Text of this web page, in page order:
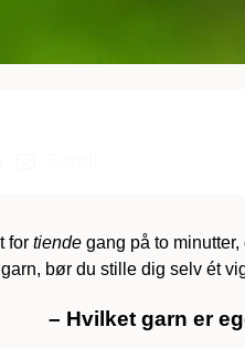
for tiende gang på to
bør du stille dig selv ét
– Hvilket garn er